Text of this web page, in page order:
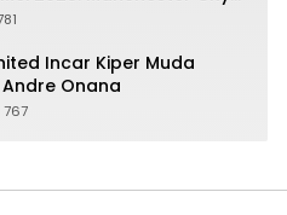
Incar Kiper Muda
Onana
767